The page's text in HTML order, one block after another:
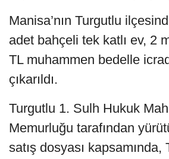
Manisa’nın Turgutlu
adet bahçeli tek katlı ev, 2
TL muhammen bedelle
çıkarıldı.
Turgutlu 1. Sulh Hukuk
Memurluğu tarafından
satış dosyası kapsamında,